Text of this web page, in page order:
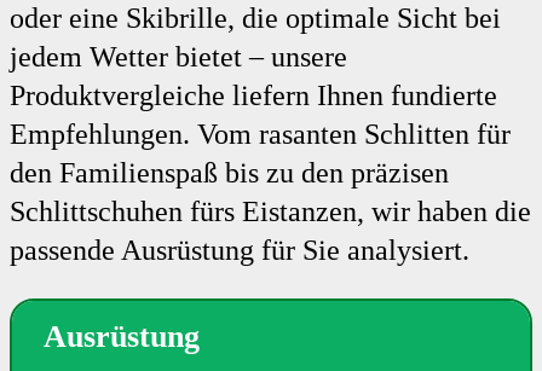
oder eine Skibrille, die optimale Sicht bei
jedem Wetter bietet – unsere
Produktvergleiche liefern Ihnen fundierte
Empfehlungen. Vom rasanten Schlitten für
den Familienspaß bis zu den präzisen
Schlittschuhen fürs Eistanzen, wir haben die
passende Ausrüstung für Sie analysiert.
Ausrüstung